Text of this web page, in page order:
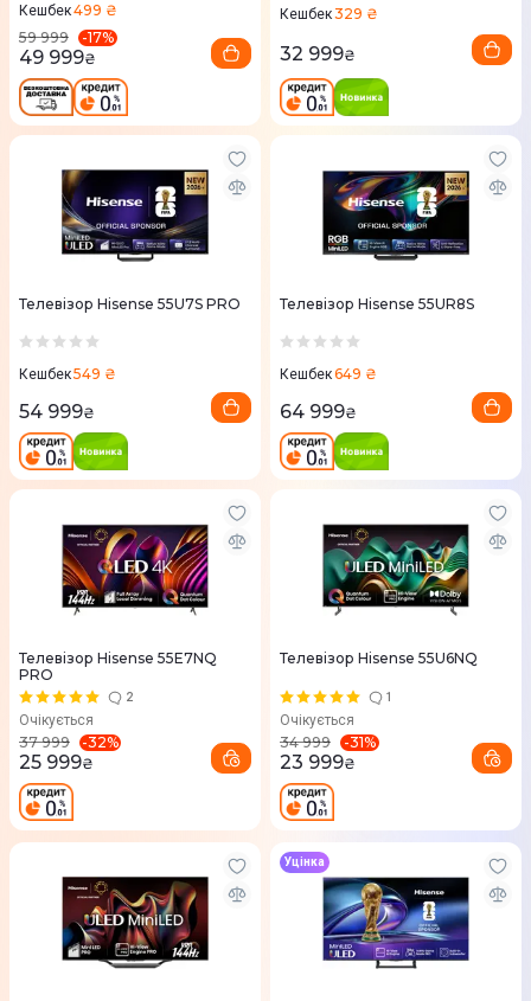
Кешбек499 ₴
59 999
-17%
49 999₴
Кешбек329 ₴
32 999₴
Телевізор Hisense 55U7S PRO
Кешбек549 ₴
54 999₴
Телевізор Hisense 55UR8S
Кешбек649 ₴
64 999₴
Телевізор Hisense 55E7NQ
PRO
2
Очікується
37 999 -32%
25 999₴
Телевізор Hisense 55U6NQ
1
Очікується
34 999 -31%
23 999₴
Уцінка